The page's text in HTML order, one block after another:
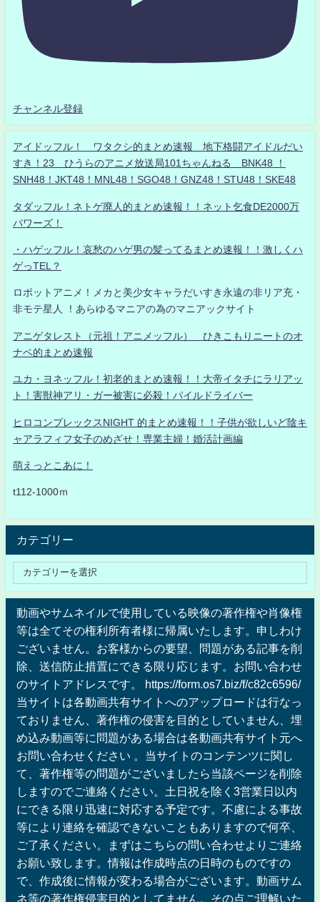
チャンネル登録
アイドッフル！ ワタクシ的まとめ速報 地下格闘アイドルだい
すき！23 ひうらのアニメ放送局101ちゃんねる BNK48 ！
SNH48！JKT48！MNL48！SGO48！GNZ48！STU48！SKE48
タダッフル！ネトゲ廃人的まとめ速報！！ネット乞食DE2000万
パワーズ！
・ハゲッフル！哀愁のハゲ男の髪ってるまとめ速報！！激しくハ
ゲっTEL？
ロボットアニメ！メカと美少女キャラだいすき永遠の非リア充・
非モテ星人 ！あらゆるマニアの為のマニアックサイト
アニゲタレスト（元祖！アニメッフル） ひきこもりニートのオ
ナベ的まとめ速報
ユカ・ヨネッフル！初老的まとめ速報！！大帝イタチにラリアッ
ト！害獣神アリ・ガー被害に必殺！パイルドライバー
ヒロコンプレックスNIGHT 的まとめ速報！！子供が欲しいど陰キ
ャアラフィフ女子のめざせ！専業主婦！婚活計画編
萌えっとこあに！
t112-1000ｍ
カテゴリー
動画やサムネイルで使用している映像の著作権や肖像権
等は全てその権利所有者様に帰属いたします。申しわけ
ございません。お客様からの要望、問題がある記事を削
除、送信防止措置にできる限り応じます。お問い合わせ
のサイトアドレスです。 https://form.os7.biz/f/c82c6596/
当サイトは各動画共有サイトへのアップロードは行なっ
ておりません、著作権の侵害を目的としていません、埋
め込み動画等に問題がある場合は各動画共有サイト元へ
お問い合わせください 。当サイトのコンテンツに関し
て、著作権等の問題がございましたら当該ページを削除
しますのでご連絡ください。土日祝を除く3営業日以内
にできる限り迅速に対応する予定です。不慮による事故
等により連絡を確認できないこともありますので何卒、
ご了承ください。まずはこちらの問い合わせよりご連絡
お願い致します。情報は作成時点の日時のものですの
で、作成後に情報が変わる場合がございます。動画サム
ネ等の著作権侵害目的としてません。その点ご理解いた